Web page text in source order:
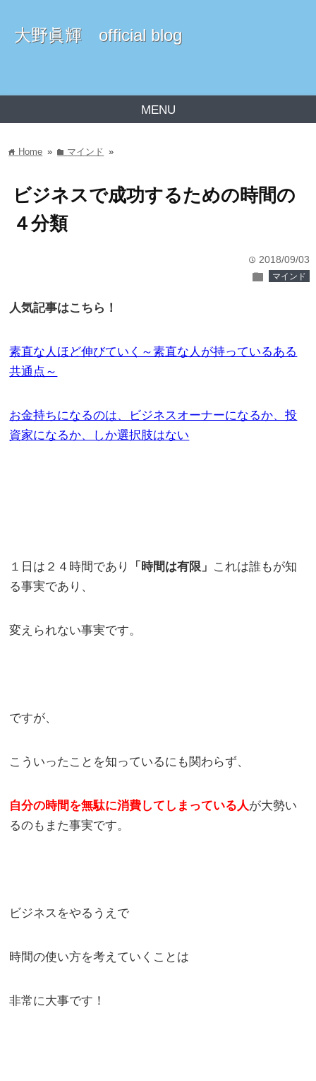
大野眞輝 official blog
MENU
home Home » folder マインド »
ビジネスで成功するための時間の
４分類
time 2018/09/03
folder マインド
人気記事はこちら！
素直な人ほど伸びていく～素直な人が持っているある
共通点～
お金持ちになるのは、ビジネスオーナーになるか、投
資家になるか、しか選択肢はない
１日は２４時間であり 「時間は有限」 これは誰もが知
る事実であり、
変えられない事実です。
ですが、
こういったことを知っているにも関わらず、
自分の時間を無駄に消費してしまっている人が大勢い
るのもまた事実です。
ビジネスをやるうえで
時間の使い方を考えていくことは
非常に大事です！